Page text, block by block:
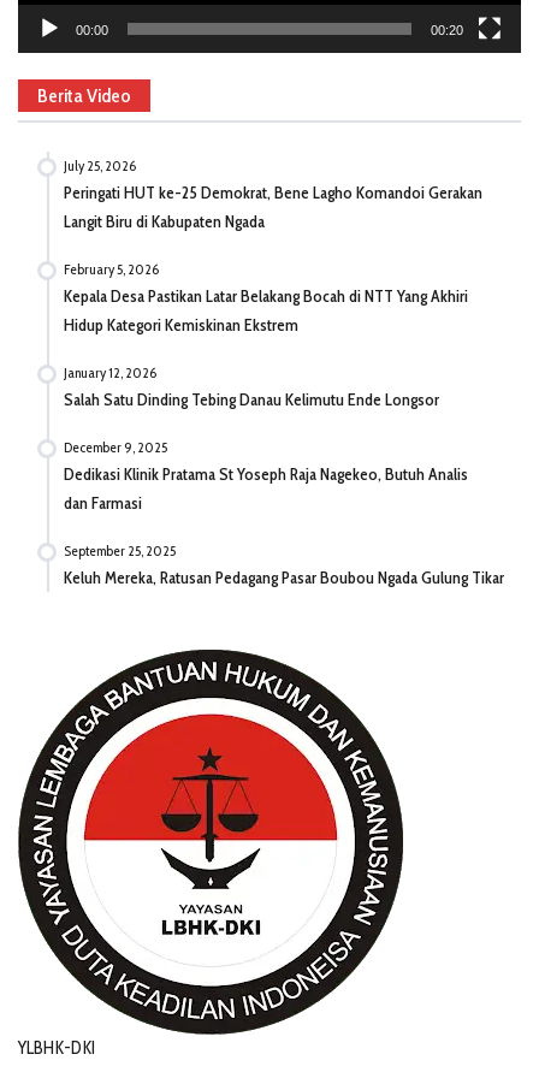
00:00 00:20
Berita Video
July 25, 2026
Peringati HUT ke-25 Demokrat, Bene Lagho Komandoi Gerakan
Langit Biru di Kabupaten Ngada
February 5, 2026
Kepala Desa Pastikan Latar Belakang Bocah di NTT Yang Akhiri
Hidup Kategori Kemiskinan Ekstrem
January 12, 2026
Salah Satu Dinding Tebing Danau Kelimutu Ende Longsor
December 9, 2025
Dedikasi Klinik Pratama St Yoseph Raja Nagekeo, Butuh Analis
dan Farmasi
September 25, 2025
Keluh Mereka, Ratusan Pedagang Pasar Boubou Ngada Gulung Tikar
YLBHK-DKI